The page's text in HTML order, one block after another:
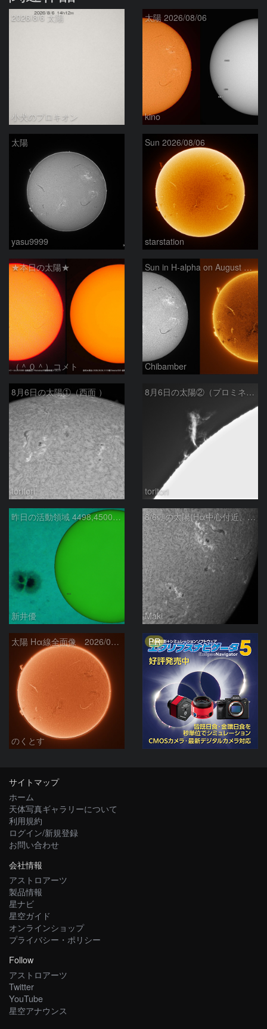
2026/8/6 太陽
小犬のプロキオン
太陽 2026/08/06
kino
太陽
yasu9999
Sun 2026/08/06
starstation
★本日の太陽★
（＾０＾）コメト
Sun in H-alpha on August 6, 2026
Chibamber
8月6日の太陽①（西面 ）
toritori
8月6日の太陽②（プロミネン北東縁 ）
toritori
昨日の活動領域 4498,4500：2026/08/05
新井優
8/6朝の太陽(Hα中心付近、4498、4502付近)
Maki
太陽 Hα線全面像 2026/08/06
のくとす
PR
サイトマップ
ホーム
天体写真ギャラリーについて
利用規約
ログイン/新規登録
お問い合わせ
会社情報
アストロアーツ
製品情報
星ナビ
星空ガイド
オンラインショップ
プライバシー・ポリシー
Follow
アストロアーツ
Twitter
YouTube
星空アナウンス